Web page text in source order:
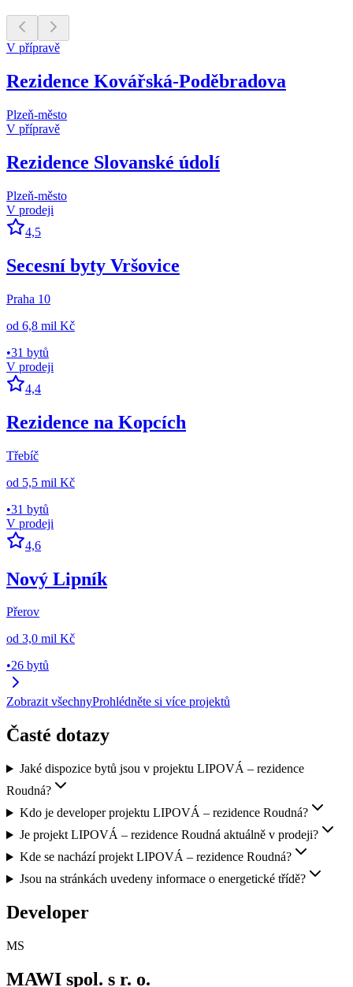
V přípravě
Rezidence Kovářská-Poděbradova
Plzeň-město
V přípravě
Rezidence Slovanské údolí
Plzeň-město
V prodeji
4,5
Secesní byty Vršovice
Praha 10
od 6,8 mil Kč
•31 bytů
V prodeji
4,4
Rezidence na Kopcích
Třebíč
od 5,5 mil Kč
•31 bytů
V prodeji
4,6
Nový Lipník
Přerov
od 3,0 mil Kč
•26 bytů
Zobrazit všechnyProhlédněte si více projektů
Časté dotazy
Jaké dispozice bytů jsou v projektu LIPOVÁ – rezidence
Roudná?
Kdo je developer projektu LIPOVÁ – rezidence Roudná?
Je projekt LIPOVÁ – rezidence Roudná aktuálně v prodeji?
Kde se nachází projekt LIPOVÁ – rezidence Roudná?
Jsou na stránkách uvedeny informace o energetické třídě?
Developer
MS
MAWI spol. s r. o.